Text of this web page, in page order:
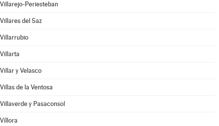
Villarejo-Periesteban
Villares del Saz
Villarrubio
Villarta
Villar y Velasco
Villas de la Ventosa
Villaverde y Pasaconsol
Víllora